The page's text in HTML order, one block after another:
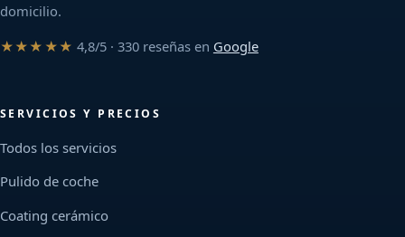
domicilio.
★★★★★ 4,8/5 · 330 reseñas en Google
SERVICIOS Y PRECIOS
Todos los servicios
Pulido de coche
Coating cerámico